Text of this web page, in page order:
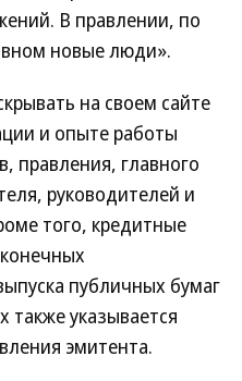
В правлении, по
новые люди».
на своем сайте
и опыте работы
правления, главного
руководителей и
того, кредитные
публичных бумаг
также указывается
эмитента.